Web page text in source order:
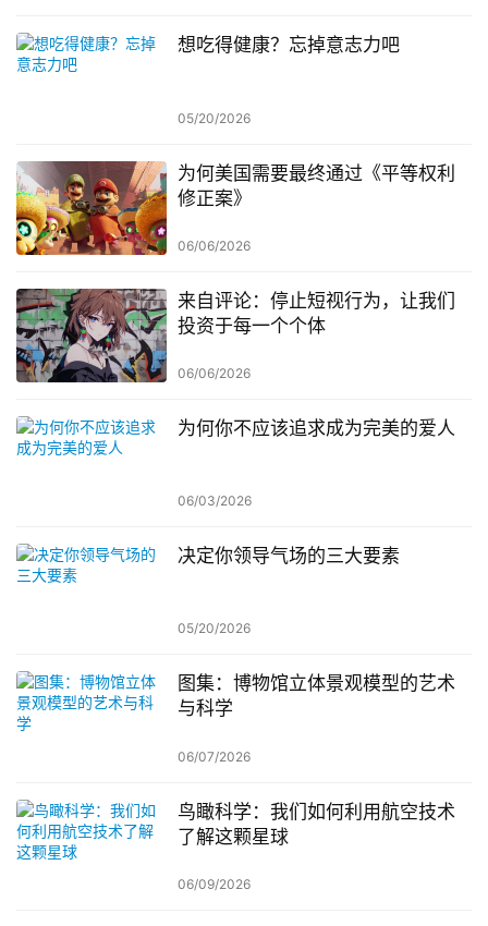
想吃得健康？忘掉意志力吧
05/20/2026
为何美国需要最终通过《平等权利
修正案》
06/06/2026
来自评论：停止短视行为，让我们
投资于每一个个体
06/06/2026
为何你不应该追求成为完美的爱人
06/03/2026
决定你领导气场的三大要素
05/20/2026
图集：博物馆立体景观模型的艺术
与科学
06/07/2026
鸟瞰科学：我们如何利用航空技术
了解这颗星球
06/09/2026